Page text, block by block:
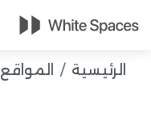
الرئيسية المواقع